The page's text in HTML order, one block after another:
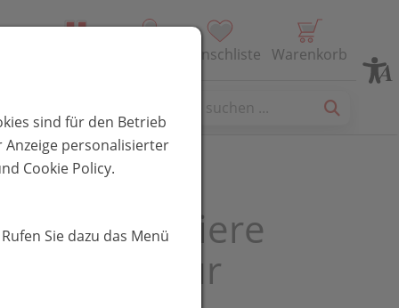
Wunschliste Warenkorb
für Tiere
Complex für
sind für den Betrieb
personalisierter
Cookie Policy.
Sie dazu das Menü